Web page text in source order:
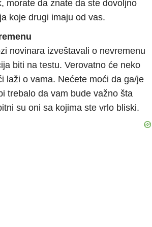
morate da znate da ste dovoljno
koje drugi imaju od vas.
novinara izveštavali o nevremenu
biti na testu. Verovatno će neko
laži o vama. Nećete moći da ga/je
trebalo da vam bude važno šta
su oni sa kojima ste vrlo bliski.